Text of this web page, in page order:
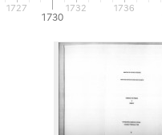
1730
1727 1732 1736